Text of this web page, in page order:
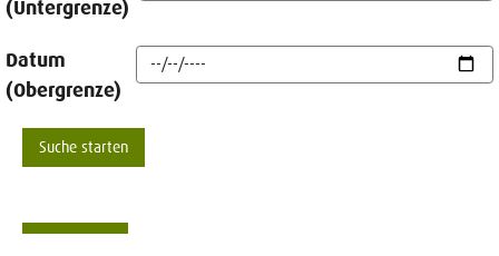
(Untergrenze)
Datum
(Obergrenze)